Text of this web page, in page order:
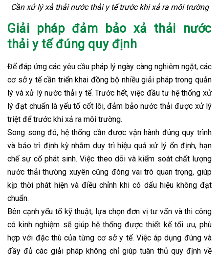
Cần xử lý xả thải nước thải y tế trước khi xả ra môi trường
Giải pháp đảm bảo xả thải nước
thải y tế đúng quy định
Để đáp ứng các yêu cầu pháp lý ngày càng nghiêm ngặt, các
cơ sở y tế cần triển khai đồng bộ nhiều giải pháp trong quản
lý và xử lý nước thải y tế. Trước hết, việc đầu tư hệ thống xử
lý đạt chuẩn là yếu tố cốt lõi, đảm bảo nước thải được xử lý
triệt để trước khi xả ra môi trường.
Song song đó, hệ thống cần được vận hành đúng quy trình
và bảo trì định kỳ nhằm duy trì hiệu quả xử lý ổn định, hạn
chế sự cố phát sinh. Việc theo dõi và kiểm soát chất lượng
nước thải thường xuyên cũng đóng vai trò quan trọng, giúp
kịp thời phát hiện và điều chỉnh khi có dấu hiệu không đạt
chuẩn.
Bên cạnh yếu tố kỹ thuật, lựa chọn đơn vị tư vấn và thi công
có kinh nghiệm sẽ giúp hệ thống được thiết kế tối ưu, phù
hợp với đặc thù của từng cơ sở y tế. Việc áp dụng đúng và
đầy đủ các giải pháp không chỉ giúp tuân thủ quy định về